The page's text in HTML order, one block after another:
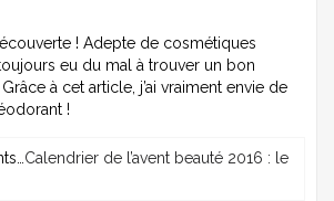
! Adepte de cosmétiques
eu du mal à trouver un bon
à cet article, j’ai vraiment envie de
!
Calendrier de l’avent beauté 2016 : le